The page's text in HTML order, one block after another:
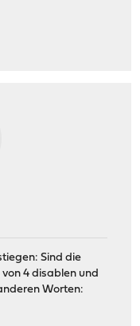
Sind die
4 disablen und
Worten: